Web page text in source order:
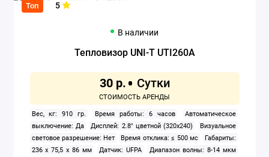
Топ 5
В наличии
Тепловизор UNI-T UTI260A
30 р.
Вес, кг: 910 гр. Время работы: 6 часов
Автоматическое
выключение: Да
Дисплей: 2.8" цветной (320х240)
Визуальное
световое разрешение: Нет
Время отклика: ≤ 500 мс
Габариты:
236 x 75,5 x 86 мм
Датчик: UFPA
Диапазон волны: 8-14 мкм